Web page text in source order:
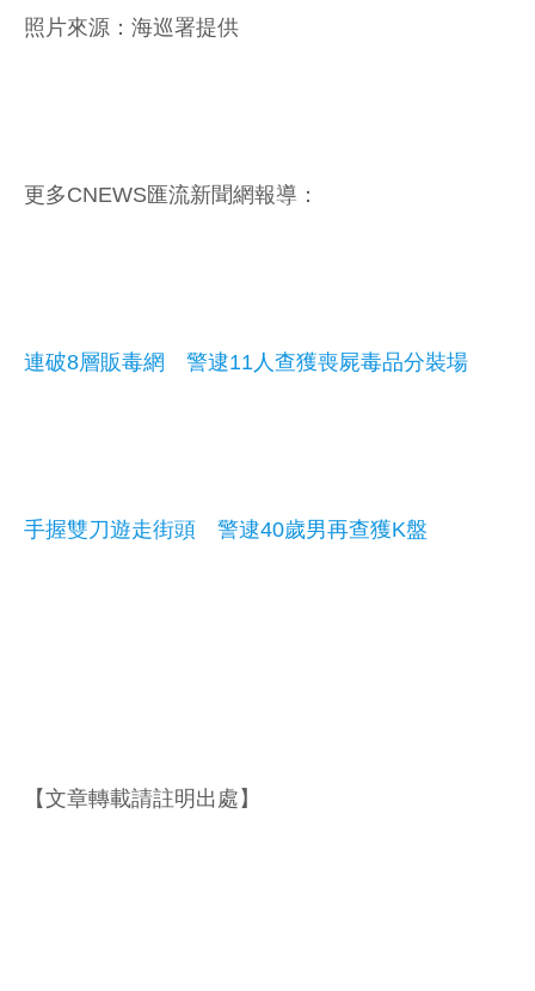
照片來源：海巡署提供
更多CNEWS匯流新聞網報導：
連破8層販毒網 警逮11人查獲喪屍毒品分裝場
手握雙刀遊走街頭 警逮40歲男再查獲K盤
【文章轉載請註明出處】